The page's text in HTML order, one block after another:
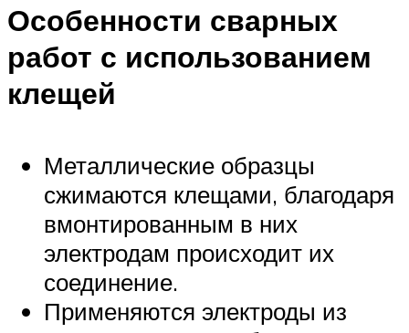
Особенности сварных
работ с использованием
клещей
Металлические образцы
сжимаются клещами, благодаря
вмонтированным в них
электродам происходит их
соединение.
Применяются электроды из